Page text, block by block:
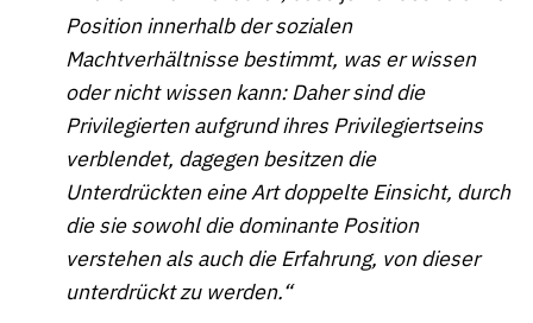
Position innerhalb der sozialen
Machtverhältnisse bestimmt, was er wissen
oder nicht wissen kann: Daher sind die
Privilegierten aufgrund ihres Privilegiertseins
verblendet, dagegen besitzen die
Unterdrückten eine Art doppelte Einsicht, durch
die sie sowohl die dominante Position
verstehen als auch die Erfahrung, von dieser
unterdrückt zu werden.“